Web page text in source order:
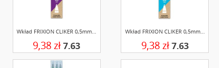
Wkład FRIXION CLIKER 0,5mm...
9,38 zł 7.63
Wkład FRIXION CLIKER 0,5mm...
9,38 zł 7.63